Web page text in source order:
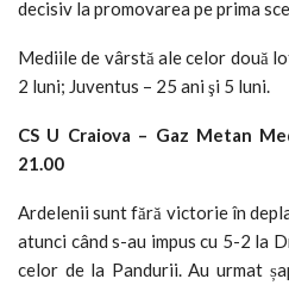
decisiv la promovarea pe prima
Mediile de vârstă ale celor două
2 luni; Juventus – 25 ani şi 5 luni.
CS U Craiova – Gaz Metan
21.00
Ardelenii sunt fără victorie în
atunci când s-au impus cu 5-2 la
celor de la Pandurii. Au urmat